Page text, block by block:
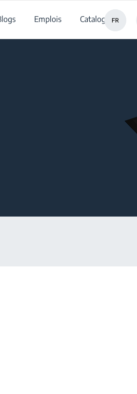
Emplois Catalogues
FR